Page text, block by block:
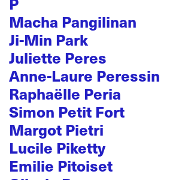
Macha Pangilinan
Ji-Min Park
Juliette Peres
Anne-Laure Peressin
Raphaëlle Peria
Simon Petit Fort
Margot Pietri
Lucile Piketty
Emilie Pitoiset